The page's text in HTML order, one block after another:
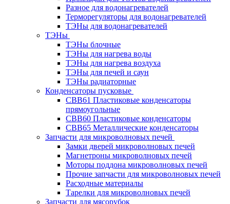
Разное для водонагревателей
Терморегуляторы для водонагревателей
ТЭНы для водонагревателей
ТЭНы
ТЭНы блочные
ТЭНы для нагрева воды
ТЭНы для нагрева воздуха
ТЭНы для печей и саун
ТЭНы радиаторные
Конденсаторы пусковые
CBB61 Пластиковые конденсаторы
прямоугольные
CBB60 Пластиковые конденсаторы
CBB65 Металлические конденсаторы
Запчасти для микроволновых печей
Замки дверей микроволновых печей
Магнетроны микроволновых печей
Моторы поддона микроволновых печей
Прочие запчасти для микроволновых печей
Расходные материалы
Тарелки для микроволновых печей
Запчасти для мясорубок